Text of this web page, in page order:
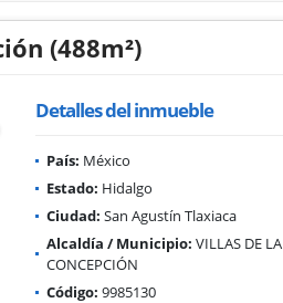
(488m²)
Detalles del inmueble
País: México
Estado: Hidalgo
Ciudad: San Agustín Tlaxiaca
Alcaldía / Municipio: VILLAS DE LA
CONCEPCIÓN
Código: 9985130